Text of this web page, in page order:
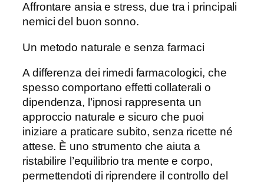
Affrontare ansia e stress, due tra i principali
nemici del buon sonno.
Un metodo naturale e senza farmaci
A differenza dei rimedi farmacologici, che
spesso comportano effetti collaterali o
dipendenza, l’ipnosi rappresenta un
approccio naturale e sicuro che puoi
iniziare a praticare subito, senza ricette né
attese. È uno strumento che aiuta a
ristabilire l’equilibrio tra mente e corpo,
permettendoti di riprendere il controllo del